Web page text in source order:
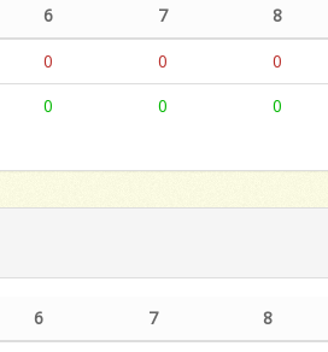
6 7 8
0 0 0
0 0 0
6 7 8